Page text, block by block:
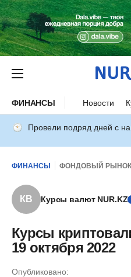
ФИНАНСЫ Новости
Провели подряд дней с
ФИНАНСЫ ФОНДОВЫЙ РЫНОК
КВ Курсы валют NUR.KZ
Курсы
19 октября 2022
Опубликовано: